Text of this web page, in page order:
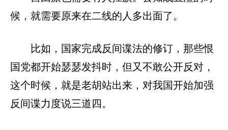
候，就需要原来在二线的人多出面了。
比如，国家完成反间谍法的修订，那些恨
国党都开始瑟瑟发抖时，但又不敢公开反对，
这个时候，就是老胡站出来，对我国开始加强
反间谍力度说三道四。